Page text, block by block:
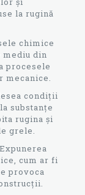
la rugină
chimice
din
procesele
mecanice.
condiții
substanțe
rugina și
grele.
Expunerea
cum ar fi
provoca